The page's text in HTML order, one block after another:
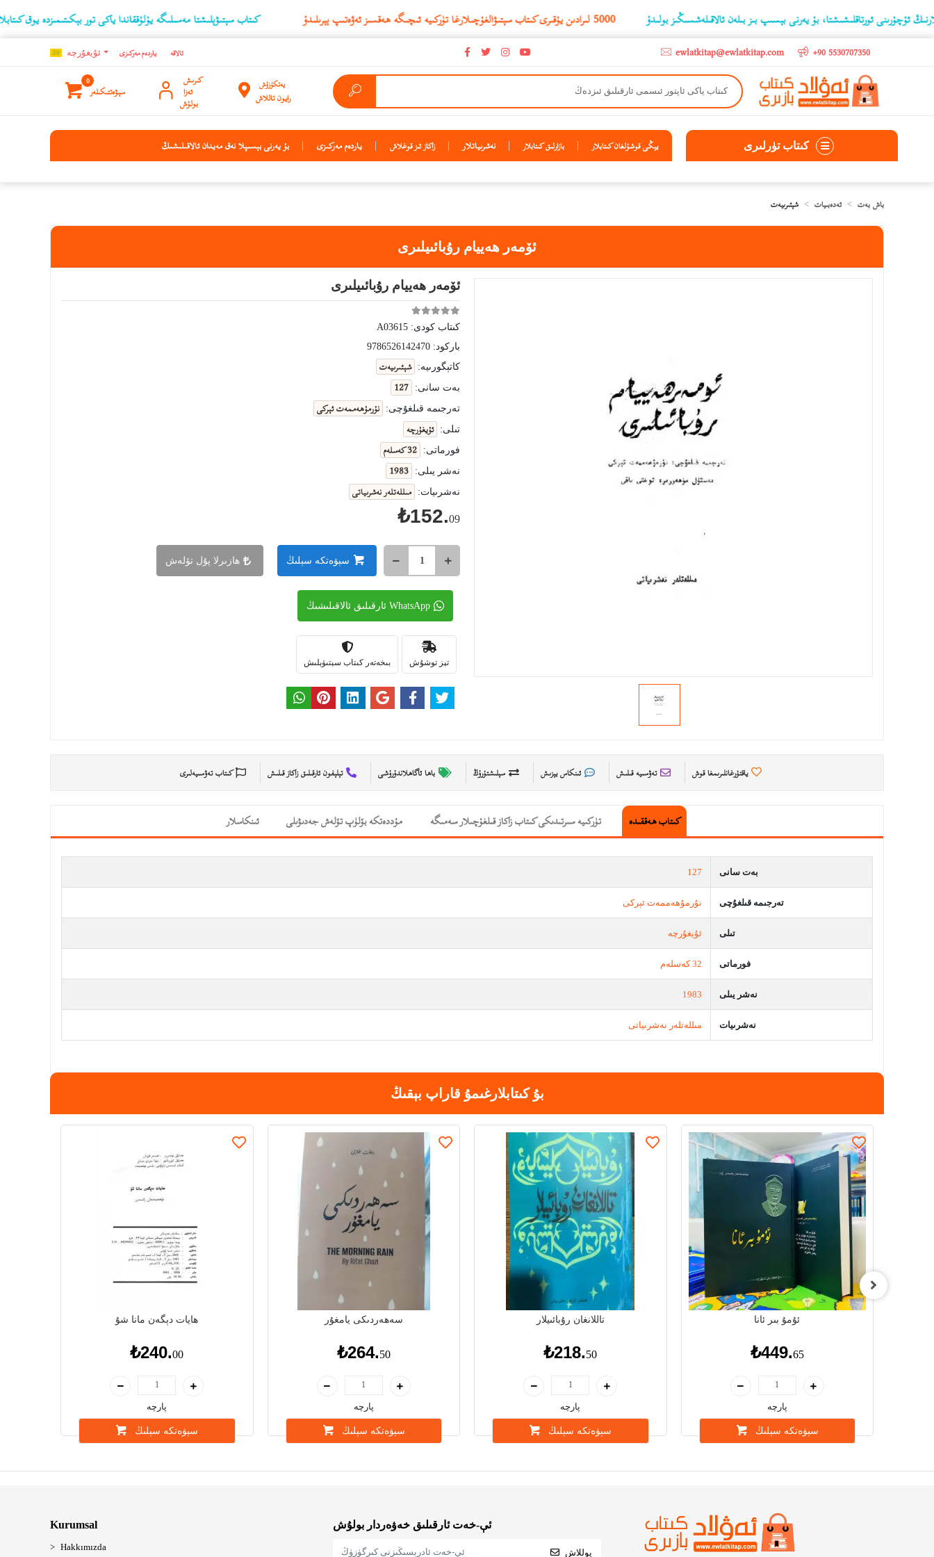
كىتاب سېتىۋېلىشتا مەسىلىگە يۇلۇققاندا ياكى تور بېكىتىمىزدە يوق كىتابلارنىڭ ‫5000 لىرادىن يۇقىرى كىتاب سېتىۋالغۇچىلارغا تۈركىيە ئىچىگە ھەقسىز ئەۋەتىپ ېېرىلىدۇ ئورتاقلىشىشتا، بۇ يەرنى بېسىپ بىز بىلەن ئالاقىلەشسىڭىز بولىدۇ
+90 5530707350
ewlatkitap@ewlatkitap.com ئۇيغۇرچه ياردەم مەركىزى ئالاقە
يەتكۈزۈش
رايون تاللاش
كىرىش
ئەزا
بولۇش
0
سېۋەتتىكىلەر
كىتاب تۈرلىرى يېڭى قوشۇلغان كىتابلار بازارلىق كىتابلار نەشرىياتلار زاكاز ئىز قوغلاش ياردەم مەركىزى بۇ يەرنى بېسىپلا نەق مەيدان ئالاقىلىشىڭ
باش بەت ئەدەبىيات شېئىرىيەت
ئۆمەر ھەييام رۇبائىيلىرى
ئۆمەر ھەييام رۇبائىيلىرى
كىتاب كودى: A03615
باركود: 9786526142470
كاتېگورىيە:
شېئىرىيەت
بەت سانى: 127
تەرجىمە قىلغۇچى: نۇرمۇھەممەت ئېركى
تىلى: ئۇيغۇرچە
فورماتى: 32 كەسلەم
نەشر يىلى: 1983
نەشرىيات: مىللەتلەر نەشرىياتى
₺152.09
سېۋەتكە سېلىڭ ھازىرلا پۇل تۆلەش
WhatsApp ئارقىلىق ئالاقىلىشىڭ
تېز توشۇش بىخەتەر كىتاب سېتىۋېلىش
ياقتۇرغانلىرىمغا قوش تەۋسىيە قىلىش ئىنكاس يېزىش سېلىشتۇرۇڭ باھا ئاگاھلاندۇرۇشى تېلېفون ئارقىلىق زاكاز قىلىش كىتاب تەۋسىيەلىرى
كىتاب ھەققىدە تۈركىيە سىرتىدىكى كىتاب زاكاز قىلغۇچىلار سەمىگە مۇددەتكە بۆلۈپ تۆلەش جەدىۋىلى ئىنكاسلار
بەت سانى 127
تەرجىمە قىلغۇچى نۇرمۇھەممەت ئېركى
تىلى ئۇيغۇرچە
فورماتى 32 كەسلەم
نەشر يىلى 1983
نەشرىيات مىللەتلەر نەشرىياتى
بۇ كىتابلارغىمۇ قاراپ بېقىڭ
ھايات دېگەن مانا شۇ
₺240.00
پارچە
سېۋەتكە سېلىڭ
سەھەردىكى يامغۇر
₺264.50
پارچە
سېۋەتكە سېلىڭ
تاللانغان رۇبائىيلار
₺218.50
پارچە
سېۋەتكە سېلىڭ
ئۇمۇ بىر ئانا
₺449.65
پارچە
سېۋەتكە سېلىڭ
ئې-خەت ئارقىلىق خەۋەردار بولۇش
يوللاش
Kurumsal
Hakkımızda